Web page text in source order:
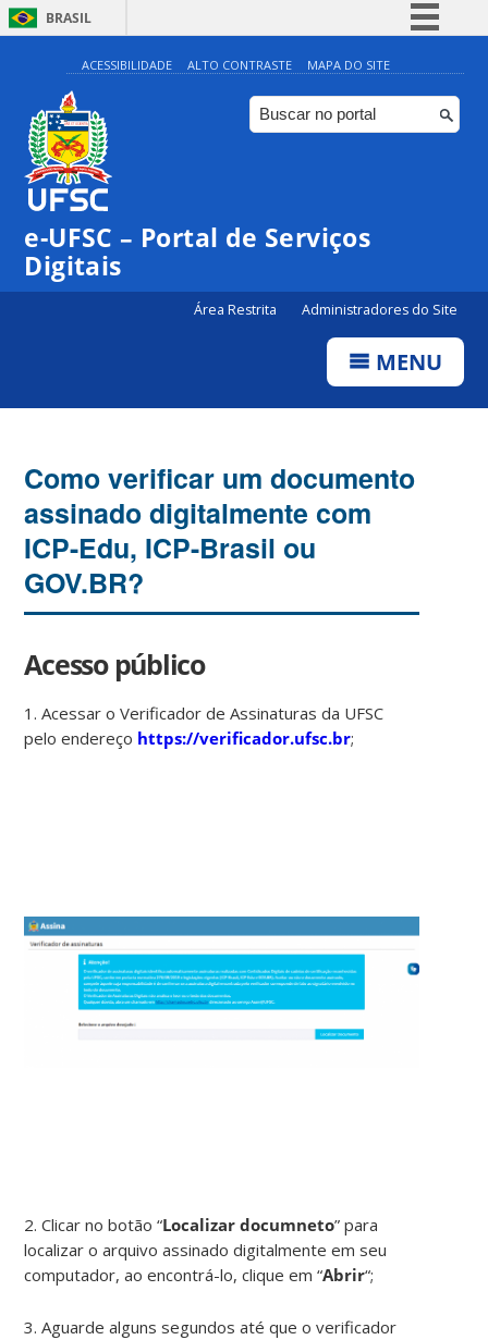
BRASIL
Simplifique!
Comunica BR
Participe
Canais
ACESSIBILIDADE ALTO CONTRASTE MAPA DO SITE
e-UFSC – Portal de Serviços
Digitais
Área Restrita Administradores do Site
MENU
Como verificar um documento
assinado digitalmente com
ICP-Edu, ICP-Brasil ou
GOV.BR?
Acesso público
1. Acessar o Verificador de Assinaturas da UFSC
pelo endereço https://verificador.ufsc.br;
2. Clicar no botão “Localizar documneto” para
localizar o arquivo assinado digitalmente em seu
computador, ao encontrá-lo, clique em “Abrir“;
3. Aguarde alguns segundos até que o verificador